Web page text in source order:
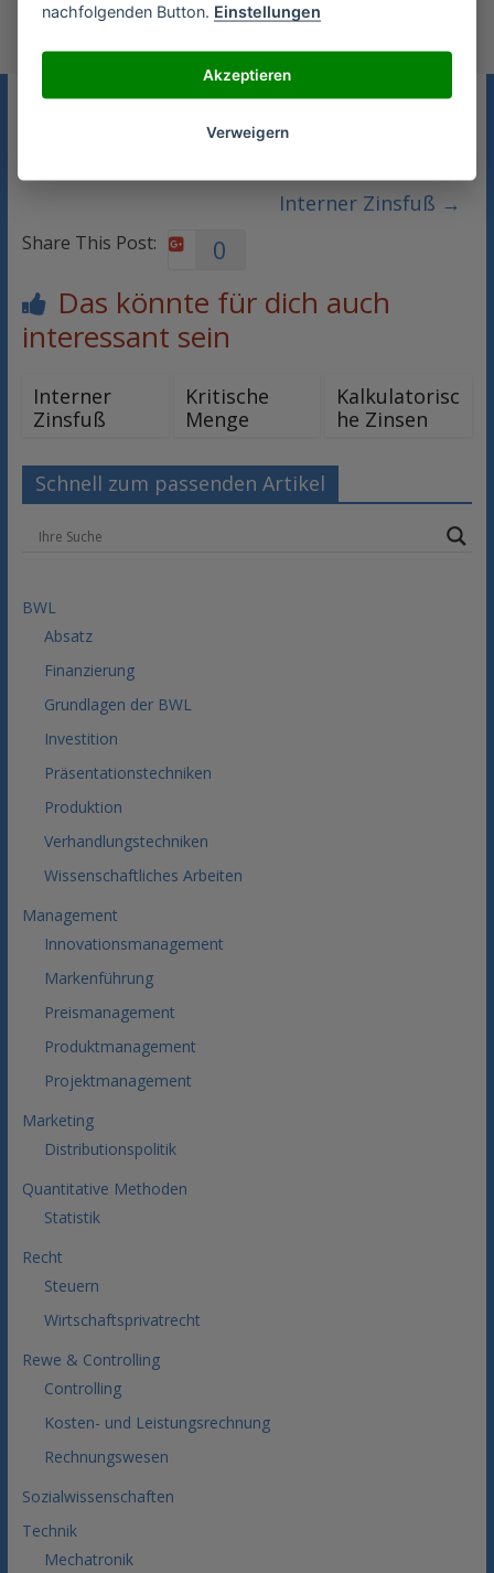
Eigenkapital und Fremdkapital
Interner Zinsfuß →
Share This Post: 0
Das könnte für dich auch
interessant sein
Interner
Zinsfuß
Kritische
Menge
Kalkulatorisc
he Zinsen
Schnell zum passenden Artikel
BWL
Absatz
Finanzierung
Grundlagen der BWL
Investition
Präsentationstechniken
Produktion
Verhandlungstechniken
Wissenschaftliches Arbeiten
Management
Innovationsmanagement
Markenführung
Preismanagement
Produktmanagement
Projektmanagement
Marketing
Distributionspolitik
Quantitative Methoden
Statistik
Recht
Steuern
Wirtschaftsprivatrecht
Rewe & Controlling
Controlling
Kosten- und Leistungsrechnung
Rechnungswesen
Sozialwissenschaften
Technik
Mechatronik
nachfolgenden Button. Einstellungen
Akzeptieren
Verweigern